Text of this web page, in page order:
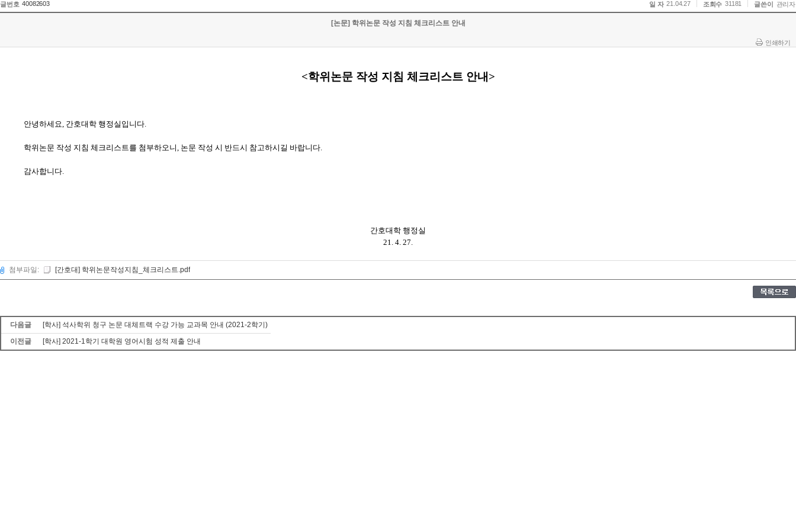
글번호 40082603 일 자 21.04.27 조회수 31181 글쓴이 관리자
[논문] 학위논문 작성 지침 체크리스트 안내
인쇄하기
<학위논문 작성 지침 체크리스트 안내>
안녕하세요, 간호대학 행정실입니다.
학위논문 작성 지침 체크리스트를 첨부하오니, 논문 작성 시 반드시 참고하시길 바랍니다.
감사합니다.
간호대학 행정실
21. 4. 27.
첨부파일: [간호대] 학위논문작성지침_체크리스트.pdf
다음글
[학사] 석사학위 청구 논문 대체트랙 수강 가능 교과목 안내 (2021-2학기)
이전글
[학사] 2021-1학기 대학원 영어시험 성적 제출 안내